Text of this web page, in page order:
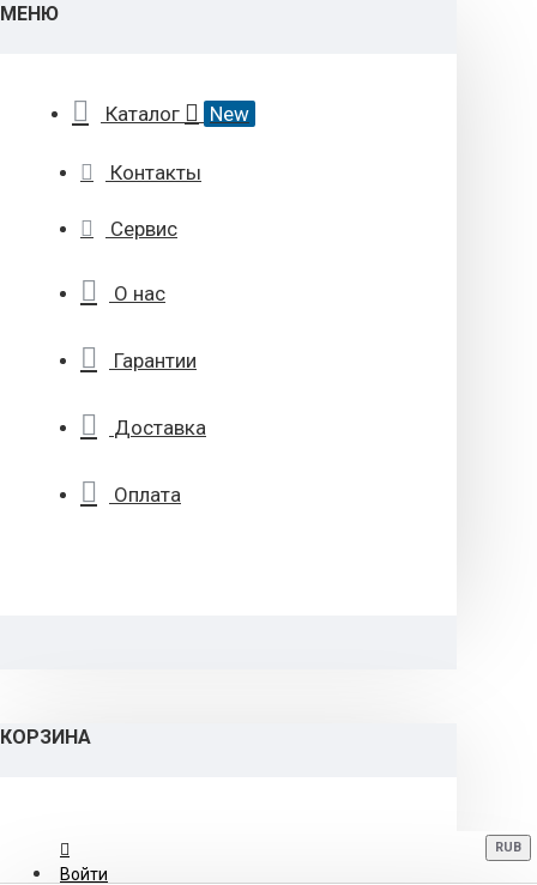
МЕНЮ
Каталог New
Контакты
Сервис
О нас
Гарантии
Доставка
Оплата
КОРЗИНА
Войти
RUB